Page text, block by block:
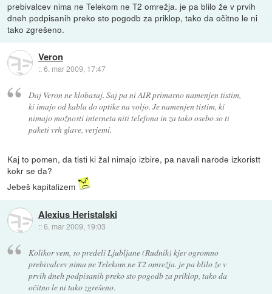
prebivalcev nima ne Telekom ne T2 omrežja. je pa blilo že v prvih
dneh podpisanih preko sto pogodb za priklop, tako da očitno le ni
tako zgrešeno.
Veron
::6. mar 2009, 17:47
Daj Veron ne klobasaj. Saj pa ni AIR primarno namenjen tistim,
ki imajo od kabla do optike na voljo. Je namenjen tistim, ki
nimajo možnosti interneta niti telefona in za tako osebo so ti
paketi vrh glave, verjemi.
Kaj to pomen, da tisti ki žal nimajo izbire, pa navali narode izkoristt
kokr se da?
Jebeš kapitalizem
Alexius Heristalski
::6. mar 2009, 19:03
Kolikor vem, so predeli Ljubljane (Rudnik) kjer ogromno
prebivalcev nima ne Telekom ne T2 omrežja. je pa blilo že v
prvih dneh podpisanih preko sto pogodb za priklop, tako da
očitno le ni tako zgrešeno.